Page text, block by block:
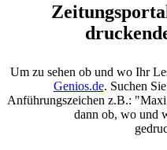
Um zu sehen ob und wo Ihr
Genios.de. Suchen
Anführungszeichen z.B.:
dann ob, wo und